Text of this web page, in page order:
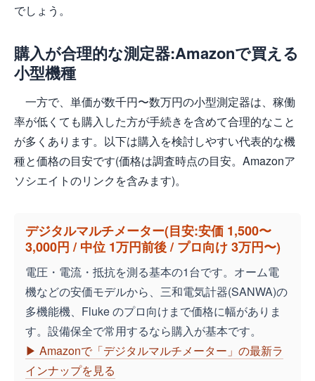
でしょう。
購入が合理的な測定器:Amazonで買える
小型機種
一方で、単価が数千円〜数万円の小型測定器は、稼働
率が低くても購入した方が手続きを含めて合理的なこと
が多くあります。以下は購入を検討しやすい代表的な機
種と価格の目安です(価格は調査時点の目安。Amazonア
ソシエイトのリンクを含みます)。
デジタルマルチメーター(目安:安価 1,500〜
3,000円 / 中位 1万円前後 / プロ向け 3万円〜)
電圧・電流・抵抗を測る基本の1台です。オーム電
機などの安価モデルから、三和電気計器(SANWA)の
多機能機、Fluke のプロ向けまで価格に幅がありま
す。設備保全で常用するなら購入が基本です。
▶ Amazonで「デジタルマルチメーター」の最新ラ
インナップを見る